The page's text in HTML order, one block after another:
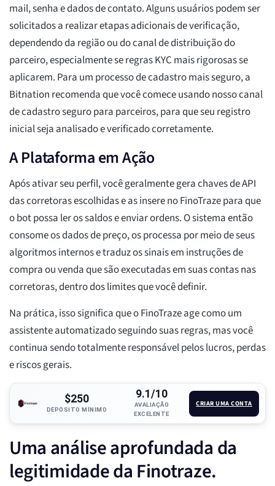
mail, senha e dados de contato. Alguns usuários podem ser
solicitados a realizar etapas adicionais de verificação,
dependendo da região ou do canal de distribuição do
parceiro, especialmente se regras KYC mais rigorosas se
aplicarem. Para um processo de cadastro mais seguro, a
Bitnation recomenda que você comece usando nosso canal
de cadastro seguro para parceiros, para que seu registro
inicial seja analisado e verificado corretamente.
A Plataforma em Ação
Após ativar seu perfil, você geralmente gera chaves de API
das corretoras escolhidas e as insere no FinoTraze para que
o bot possa ler os saldos e enviar ordens. O sistema então
consome os dados de preço, os processa por meio de seus
algoritmos internos e traduz os sinais em instruções de
compra ou venda que são executadas em suas contas nas
corretoras, dentro dos limites que você definir.
Na prática, isso significa que o FinoTraze age como um
assistente automatizado seguindo suas regras, mas você
continua sendo totalmente responsável pelos lucros, perdas
e riscos gerais.
$250
DEPÓSITO MÍNIMO
9.1/10
AVALIAÇÃO
EXCELENTE
CRIAR UMA CONTA
Uma análise aprofundada da
legitimidade da Finotraze.